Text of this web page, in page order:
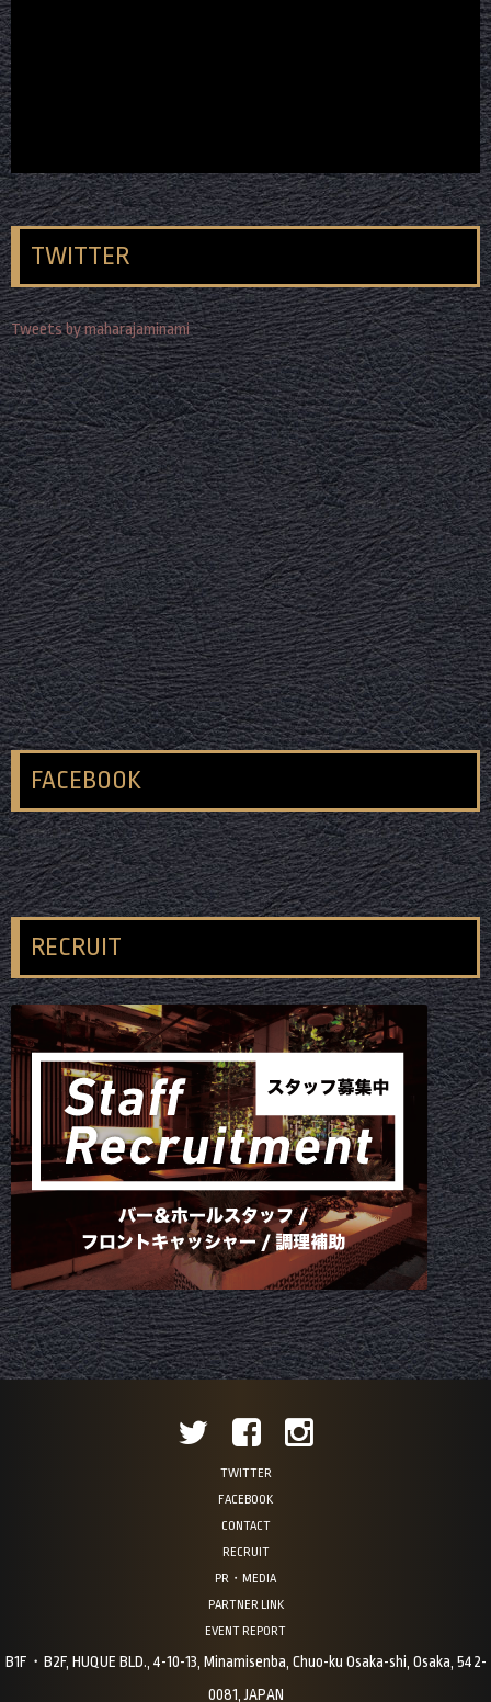
TWITTER
Tweets by maharajaminami
FACEBOOK
RECRUIT
TWITTER
FACEBOOK
CONTACT
RECRUIT
PR・MEDIA
PARTNER LINK
EVENT REPORT
B1F・B2F, HUQUE BLD., 4-10-13, Minamisenba, Chuo-ku Osaka-shi, Osaka, 542-
0081, JAPAN